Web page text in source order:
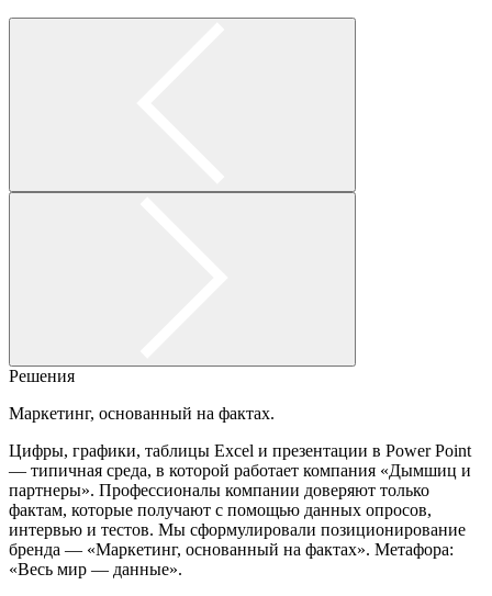
Решения
Маркетинг, основанный на фактах.
Цифры, графики, таблицы Excel и презентации в Power Point
— типичная среда, в которой работает компания «Дымшиц и
партнеры». Профессионалы компании доверяют только
фактам, которые получают с помощью данных опросов,
интервью и тестов. Мы сформулировали позиционирование
бренда — «Маркетинг, основанный на фактах». Метафора:
«Весь мир — данные».